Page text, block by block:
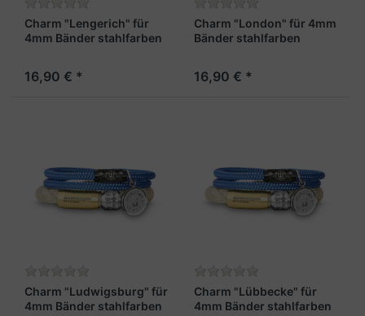
Charm "Lengerich" für
4mm Bänder stahlfarben
16,90 € *
Charm "London" für 4mm
Bänder stahlfarben
16,90 € *
Charm "Ludwigsburg" für
4mm Bänder stahlfarben
Charm "Lübbecke" für
4mm Bänder stahlfarben